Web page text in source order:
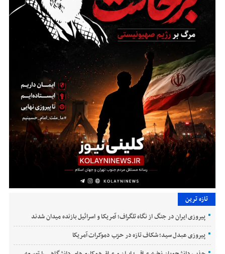
تازه ترین
پیروزی ایران در جنگ از نگاه تلگراف؛ آمریکا و اسرائیل بازنده میدان شدند
پیروزی عبدل سید؛ شکاف تازه در حزب دموکرات آمریکا